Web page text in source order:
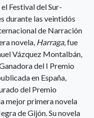
Festival del Sur-
durante las veintidós
de Narración
novela, Harraga, fue
Vázquez Montalbán,
del I Premio
en España,
del Premio
mejor primera novela
de Gijón. Su novela